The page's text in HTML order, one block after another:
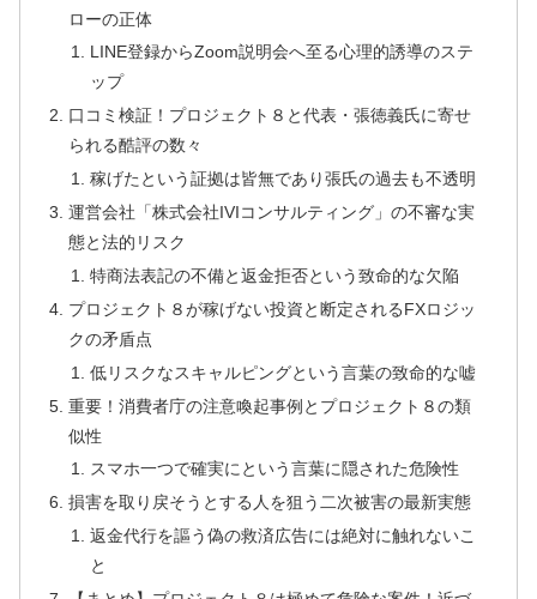
ローの正体
LINE登録からZoom説明会へ至る心理的誘導のステ
ップ
口コミ検証！プロジェクト８と代表・張徳義氏に寄せ
られる酷評の数々
稼げたという証拠は皆無であり張氏の過去も不透明
運営会社「株式会社IVIコンサルティング」の不審な実
態と法的リスク
特商法表記の不備と返金拒否という致命的な欠陥
プロジェクト８が稼げない投資と断定されるFXロジッ
クの矛盾点
低リスクなスキャルピングという言葉の致命的な嘘
重要！消費者庁の注意喚起事例とプロジェクト８の類
似性
スマホ一つで確実にという言葉に隠された危険性
損害を取り戻そうとする人を狙う二次被害の最新実態
返金代行を謳う偽の救済広告には絶対に触れないこ
と